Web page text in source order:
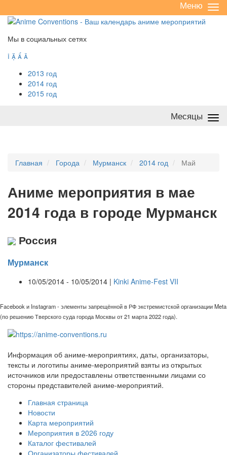
/
Меню
Мы в социальных сетях
   
2013 год
2014 год
2015 год
Месяцы
Главная Города Мурманск 2014 год Май
Аниме мероприятия в мае
2014 года в городе Мурманск
Россия
Мурманск
10/05/2014 - 10/05/2014 | Kinki Anime-Fest VII
Facebook и Instagram - элементы запрещённой в РФ экстремистской организации Meta
(по решению Тверского суда города Москвы от 21 марта 2022 года).
Информация об аниме-мероприятиях, даты, организаторы,
тексты и логотипы аниме-мероприятий взяты из открытых
источников или предоставлены ответственными лицами со
стороны представителей аниме-мероприятий.
Главная страница
Новости
Карта мероприятий
Мероприятия в 2026 году
Каталог фестивалей